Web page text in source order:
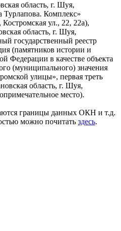
область, г. Шуя,
Турлапова. Комплекс»
ул., 22, 22а),
область, г. Шуя,
государственный реестр
(памятников истории и
Федерации в качестве объекта
(муниципального) значения
улицы», первая треть
область, г. Шуя,
место).
границы данных ОКН и т.д.
можно почитать здесь.